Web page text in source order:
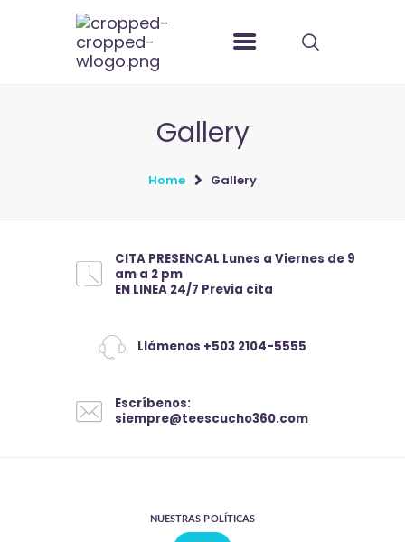
Gallery
Home Gallery
CITA PRESENCAL Lunes a Viernes de 9
am a 2 pm
EN LINEA 24/7 Previa cita
Llámenos +503 2104-5555
Escríbenos:
siempre@teescucho360.com
NUESTRAS POLÍTICAS